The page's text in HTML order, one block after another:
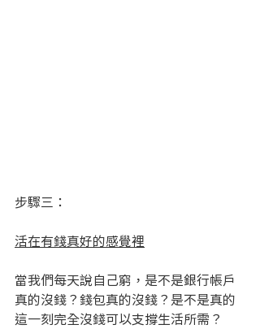
步驟三：
活在有錢真好的感覺裡
當我們每天說自己窮，是不是銀行帳戶
真的沒錢？錢包真的沒錢？是不是真的
這一刻完全沒錢可以支撐生活所需？